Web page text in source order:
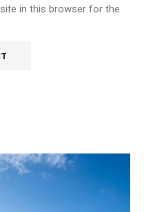
in this browser for the